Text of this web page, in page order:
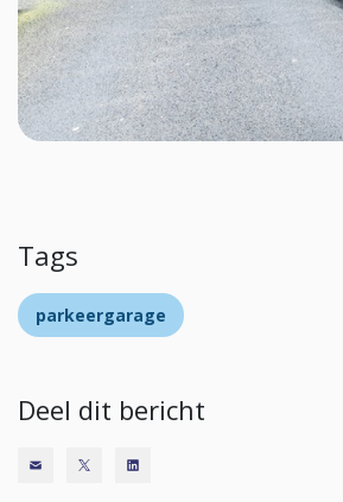
Tags
parkeergarage
Deel dit bericht